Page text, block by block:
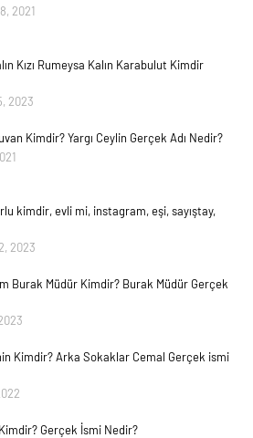
2021
Kızı Rumeysa Kalın Karabulut Kimdir
2023
Kimdir? Yargı Ceylin Gerçek Adı Nedir?
kimdir, evli mi, instagram, eşi, sayıştay,
2023
Burak Müdür Kimdir? Burak Müdür Gerçek
Kimdir? Arka Sokaklar Cemal Gerçek ismi
Gerçek İsmi Nedir?